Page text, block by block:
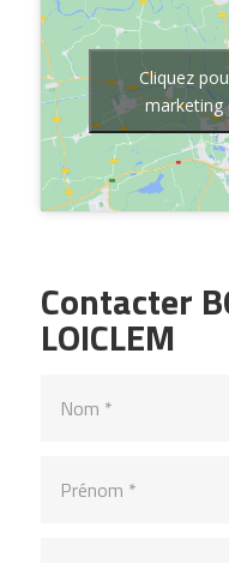
Cliquez
marketing
Contacter
LOICLEM